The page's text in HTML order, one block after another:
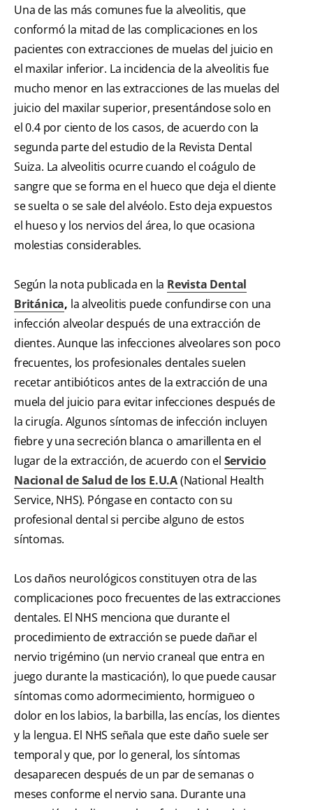
Una de las más comunes fue la alveolitis, que
conformó la mitad de las complicaciones en los
pacientes con extracciones de muelas del juicio en
el maxilar inferior. La incidencia de la alveolitis fue
mucho menor en las extracciones de las muelas del
juicio del maxilar superior, presentándose solo en
el 0.4 por ciento de los casos, de acuerdo con la
segunda parte del estudio de la Revista Dental
Suiza. La alveolitis ocurre cuando el coágulo de
sangre que se forma en el hueco que deja el diente
se suelta o se sale del alvéolo. Esto deja expuestos
el hueso y los nervios del área, lo que ocasiona
molestias considerables.
Según la nota publicada en la Revista Dental
Británica, la alveolitis puede confundirse con una
infección alveolar después de una extracción de
dientes. Aunque las infecciones alveolares son poco
frecuentes, los profesionales dentales suelen
recetar antibióticos antes de la extracción de una
muela del juicio para evitar infecciones después de
la cirugía. Algunos síntomas de infección incluyen
fiebre y una secreción blanca o amarillenta en el
lugar de la extracción, de acuerdo con el Servicio
Nacional de Salud de los E.U.A(National Health
Service, NHS). Póngase en contacto con su
profesional dental si percibe alguno de estos
síntomas.
Los daños neurológicos constituyen otra de las
complicaciones poco frecuentes de las extracciones
dentales. El NHS menciona que durante el
procedimiento de extracción se puede dañar el
nervio trigémino (un nervio craneal que entra en
juego durante la masticación), lo que puede causar
síntomas como adormecimiento, hormigueo o
dolor en los labios, la barbilla, las encías, los dientes
y la lengua. El NHS señala que este daño suele ser
temporal y que, por lo general, los síntomas
desaparecen después de un par de semanas o
meses conforme el nervio sana. Durante una